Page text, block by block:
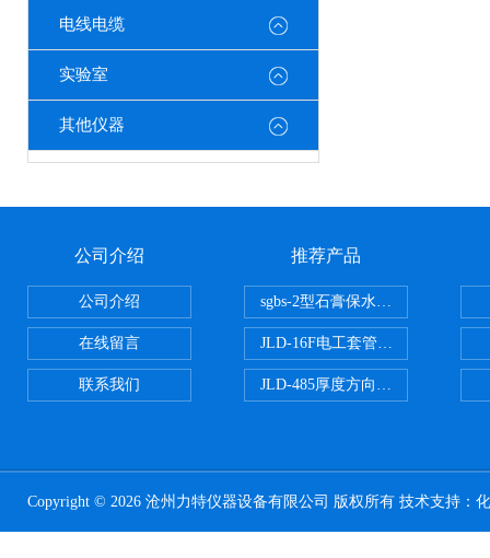
电线电缆
实验室
其他仪器
公司介绍
公司介绍
在线留言
联系我们
推荐产品
sgbs-2型石膏保水率测定仪粉刷
JLD-16F电工套管恒温水浴管材
JLD-485厚度方向性钢板拉伸试验
Copyright © 2026 沧州力特仪器设备有限公司 版权所有 技术支持：